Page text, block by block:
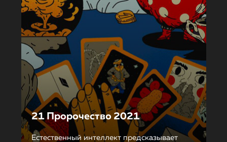
21 Пророчество 2021
Естественный интеллект предсказывает